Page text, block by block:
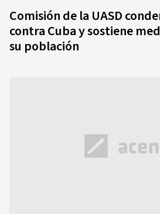
Comisión de la UASD
contra Cuba y sostiene
su población